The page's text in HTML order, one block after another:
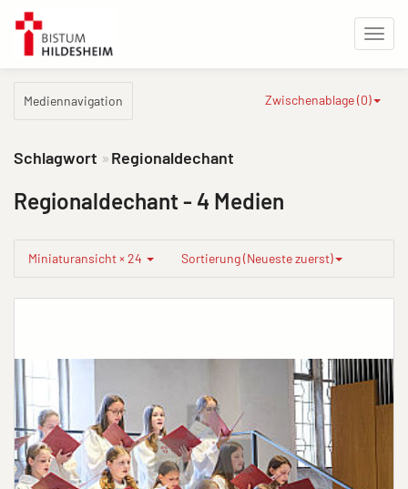
Mediennavigation Zwischenablage (0)
Schlagwort Regionaldechant
Regionaldechant- 4 Medien
Miniaturansicht × 24 Sortierung (Neueste zuerst)